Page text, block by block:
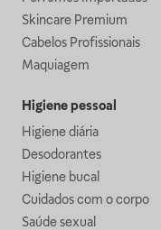
Skincare Premium
Cabelos Profissionais
Maquiagem
Higiene pessoal
Higiene diária
Desodorantes
Higiene bucal
Cuidados com o corpo
Saúde sexual